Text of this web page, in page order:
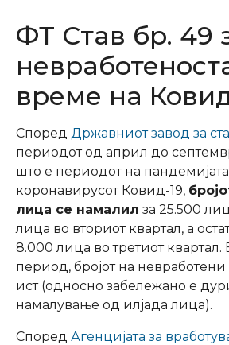
ФТ Став бр. 49
време на
Според Државниот завод за
периодот од април до
што е периодот на
коронавирусот Ковид-19,
лица се намалил за 25.500
лица во вториот квартал, а
8.000 лица во третиот квартал.
период, бројот на невработени
ист (односно забележано е
намалување од илјада лица).
Според Агенцијата за